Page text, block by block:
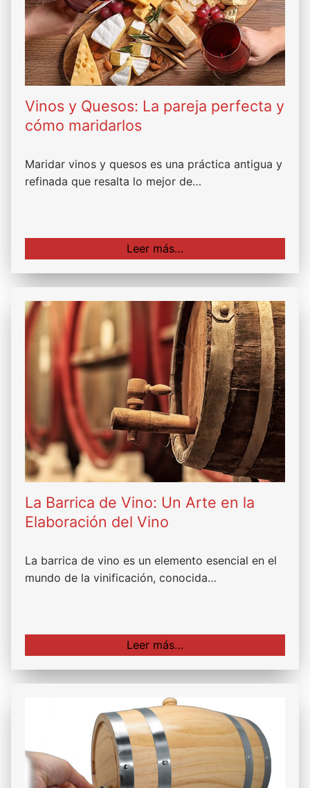
Vinos y Quesos: La pareja perfecta y
cómo maridarlos
Maridar vinos y quesos es una práctica antigua y
refinada que resalta lo mejor de…
Leer más…
La Barrica de Vino: Un Arte en la
Elaboración del Vino
La barrica de vino es un elemento esencial en el
mundo de la vinificación, conocida…
Leer más…